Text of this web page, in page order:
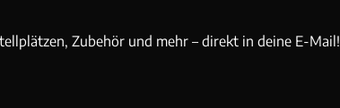
Zubehör und mehr – direkt in deine E-Mail!